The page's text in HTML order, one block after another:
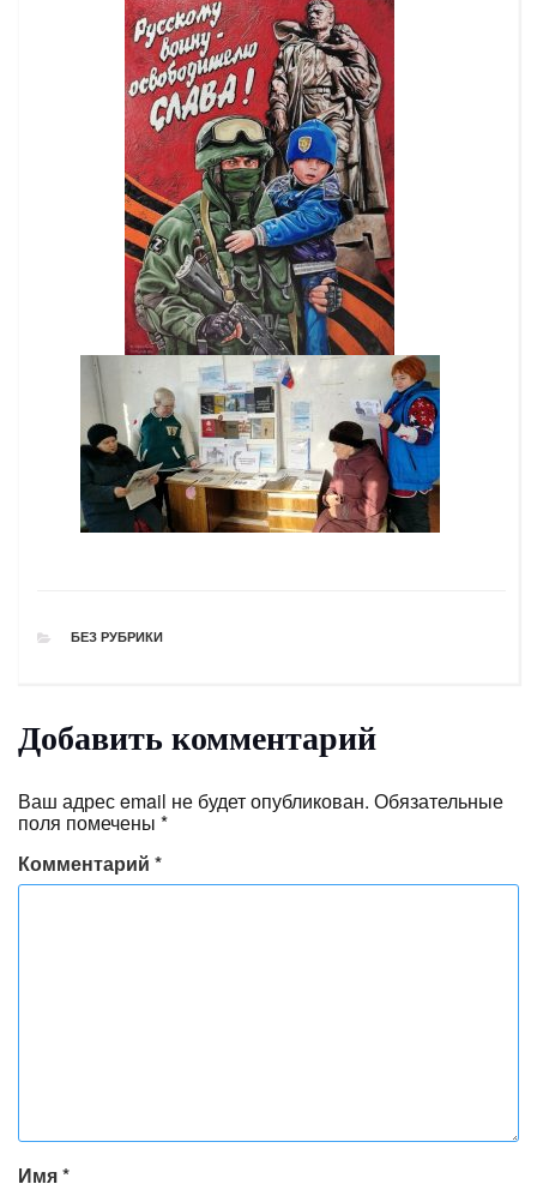
РУБРИКИ
БЕЗ РУБРИКИ
Добавить комментарий
Ваш адрес email не будет опубликован. Обязательные
поля помечены *
Комментарий *
Имя*